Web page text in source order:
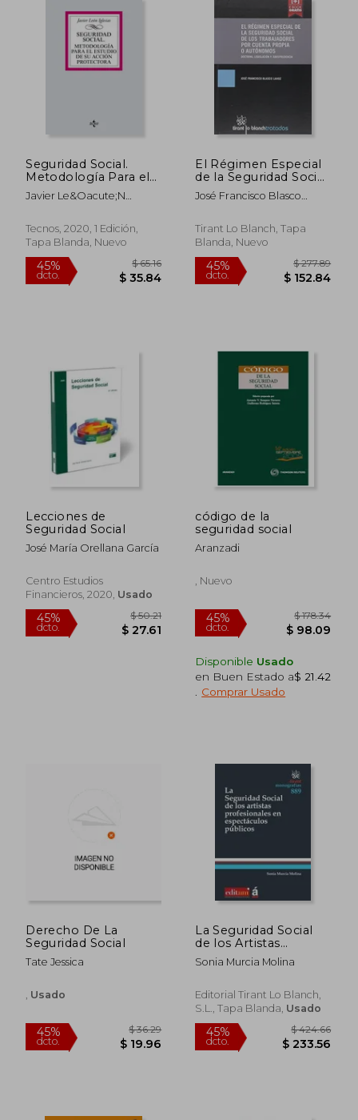
Seguridad Social.
Metodología Para el
Estudio de su Acción
Protectora
Javier Le&Oacute;N
Tecnos, 2020, 1 Edición,
Tapa Blanda, Nuevo
45%
El Régimen Especial
de la Seguridad Social
de los Trabajadores
por Cuenta Propia o
José Francisco Blasco
Tirant Lo Blanch, Tapa
Blanda, Nuevo
45%
Lecciones de
Seguridad Social
José María Orellana García
Centro Estudios
Financieros, 2020, Usado
código de la
seguridad social
Aranzadi
, Nuevo
dcto.
Disponible Usado
en Buen Estado a$ 21.42
Comprar Usado
Derecho De La
Seguridad Social
Tate Jessica
Usado
La Seguridad Social
de los Artistas
Profesionales en
Espectáculos
(Monografías)
Sonia Murcia Molina
Editorial Tirant Lo Blanch,
S.L., Tapa Blanda, Usado